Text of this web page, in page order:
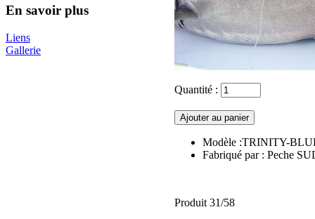
En savoir plus
Liens
Gallerie
Quantité :
Modèle :TRINITY-
Fabriqué par : Peche
Produit 31/58